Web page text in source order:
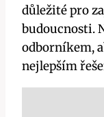
důležité pro
budoucnosti.
odborníkem,
nejlepším